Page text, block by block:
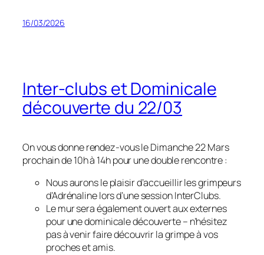
16/03/2026
Inter-clubs et Dominicale
découverte du 22/03
On vous donne rendez-vous le Dimanche 22 Mars
prochain de 10h à 14h pour une double rencontre :
Nous aurons le plaisir d’accueillir les grimpeurs
d’Adrénaline lors d’une session InterClubs.
Le mur sera également ouvert aux externes
pour une dominicale découverte – n’hésitez
pas à venir faire découvrir la grimpe à vos
proches et amis.